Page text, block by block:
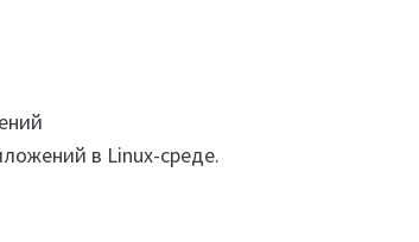
в Linux-среде.